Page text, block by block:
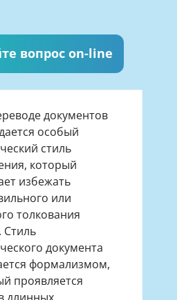
вопрос on-line
документов
особый
стиль
который
избежать
или
толкования
Стиль
документа
формализмом,
проявляется